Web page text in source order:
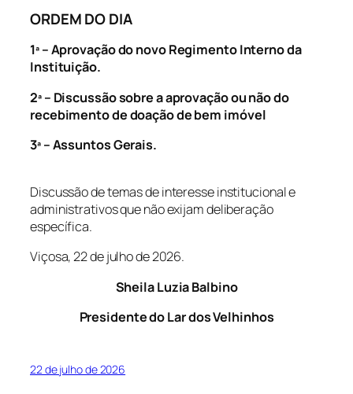
ORDEM DO DIA
1ª – Aprovação do novo Regimento Interno da
Instituição.
2ª – Discussão sobre a aprovação ou não do
recebimento de doação de bem imóvel
3ª – Assuntos Gerais.
Discussão de temas de interesse institucional e
administrativos que não exijam deliberação
específica.
Viçosa, 22 de julho de 2026.
Sheila Luzia Balbino
Presidente do Lar dos Velhinhos
22 de julho de 2026